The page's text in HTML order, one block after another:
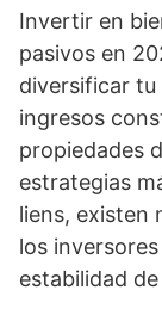
Invertir en
pasivos en
diversificar
ingresos
propiedades
estrategias
liens, existen
los
estabilidad